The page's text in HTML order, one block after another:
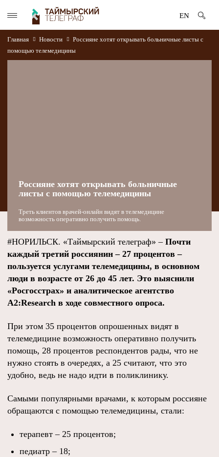
EN
Главная Новости
Россияне хотят открывать больничные листы с
помощью телемедицины
Россияне хотят открывать больничные
листы с помощью телемедицины
Треть клиентов врачей-онлайн видят в телемедицине
возможность оперативно получить помощь.
#НОРИЛЬСК. «Таймырский телеграф» – Почти
каждый третий россиянин – 27 процентов –
пользуется услугами телемедицины, в основном
люди в возрасте от 26 до 45 лет. Это выяснили
«Росгосстрах» и аналитическое агентство
A2:Research в ходе совместного опроса.
При этом 35 процентов опрошенных видят в
телемедицине возможность оперативно получить
помощь, 28 процентов респондентов рады, что не
нужно стоять в очередях, а 25 считают, что это
удобно, ведь не надо идти в поликлинику.
Самыми популярными врачами, к которым россияне
обращаются с помощью телемедицины, стали:
терапевт – 25 процентов;
педиатр – 18;